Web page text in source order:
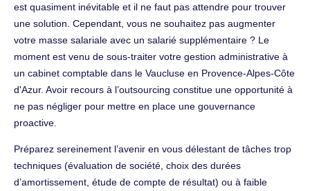
est quasiment inévitable et il ne faut pas attendre pour trouver
une solution. Cependant, vous ne souhaitez pas augmenter
votre masse salariale avec un salarié supplémentaire ? Le
moment est venu de sous-traiter votre gestion administrative à
un cabinet comptable dans le Vaucluse en Provence-Alpes-Côte
d'Azur. Avoir recours à l’outsourcing constitue une opportunité à
ne pas négliger pour mettre en place une gouvernance
proactive.
Préparez sereinement l’avenir en vous délestant de tâches trop
techniques (évaluation de société, choix des durées
d’amortissement, étude de compte de résultat) ou à faible